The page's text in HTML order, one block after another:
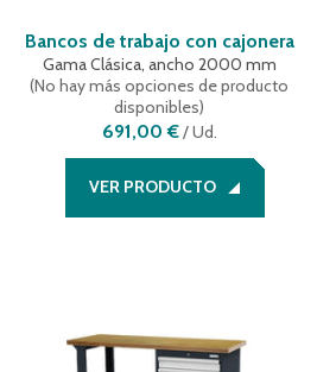
Bancos de trabajo con cajonera
Gama Clásica, ancho 2000 mm
(No hay más opciones de producto
disponibles)
691,00 €/Ud.
VER PRODUCTO